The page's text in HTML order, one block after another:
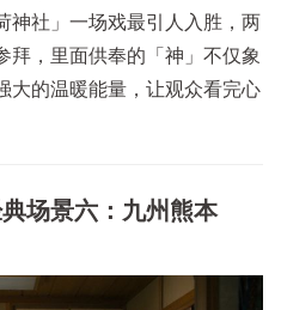
神社」一场戏最引人入胜，两
拜，里面供奉的「神」不仅象
大的温暖能量，让观众看完心
场景六：九州熊本